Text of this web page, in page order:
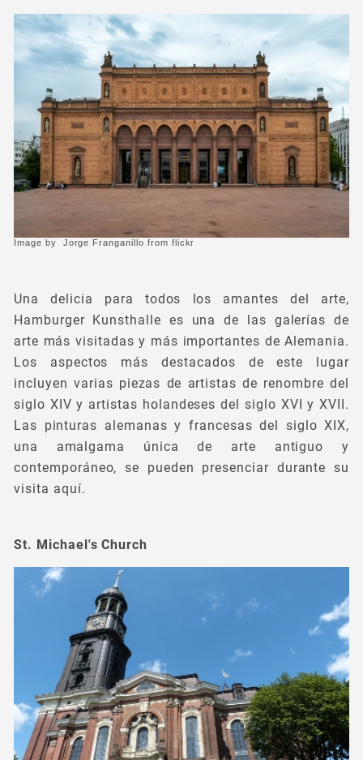
Image by Jorge Franganillo from flickr
Una delicia para todos los amantes del arte,
Hamburger Kunsthalle es una de las galerías de
arte más visitadas y más importantes de Alemania.
Los aspectos más destacados de este lugar
incluyen varias piezas de artistas de renombre del
siglo XIV y artistas holandeses del siglo XVI y XVII.
Las pinturas alemanas y francesas del siglo XIX,
una amalgama única de arte antiguo y
contemporáneo, se pueden presenciar durante su
visita aquí.
St. Michael's Church